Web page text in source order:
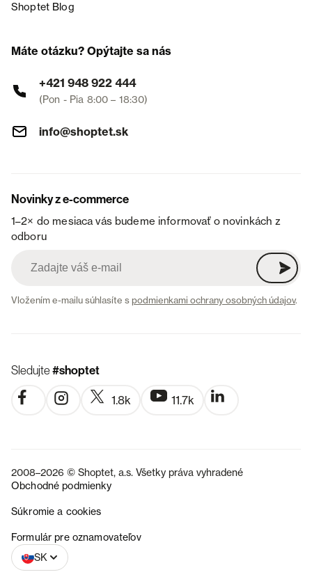
Shoptet Blog
Máte otázku? Opýtajte sa nás
+421 948 922 444
(Pon - Pia 8:00 – 18:30)
info@shoptet.sk
Novinky z e-commerce
1–2× do mesiaca vás budeme informovať o novinkách z
odboru
Vložením e-mailu súhlasíte spodmienkami ochrany osobných údajov.
Sledujte#shoptet
1.8k 11.7k
2008–2026 © Shoptet, a.s. Všetky práva vyhradené
Obchodné podmienky
Súkromie a cookies
Formulár pre oznamovateľov
SK